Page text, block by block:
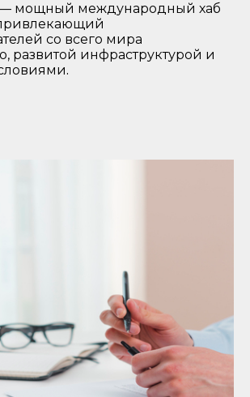
мощный международный хаб
со всего мира
развитой инфраструктурой и
.